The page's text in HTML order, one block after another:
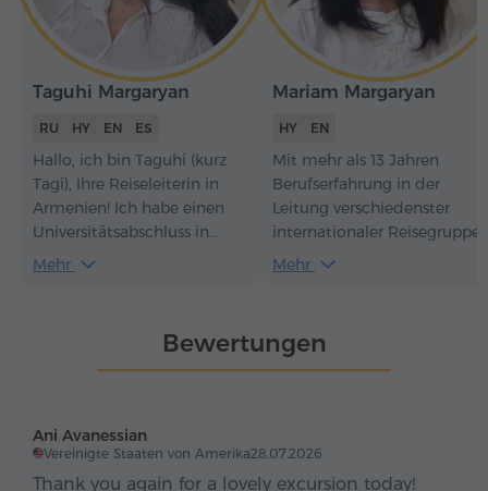
Taguhi Margaryan
RU HY EN ES
Hallo, ich bin Taguhi (kurz
Tagi), Ihre Reiseleiterin in
Armenien! Ich habe einen
Universitätsabschluss in
Linguistik und
Dolmetscherin) und arbeite
seit 2006 als Reiseleiterin in
Reisen, den Austausch mit
Mehr
Mariam Margaryan
HY EN
Mit mehr als 13 Jahren
Berufserfahrung in der
Leitung verschiedenster
internationaler
zeige ich Reisenden nicht
Kultur und Geschichte,
authentische kulinarische
malerische Landschaften.
Mehr
Bewertungen
Ani Avanessian
Vereinigte Staaten von Amerika28.07.2026
Thank you again for a lovely excursion today!